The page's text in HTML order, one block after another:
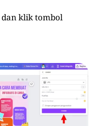
dan klik tombol